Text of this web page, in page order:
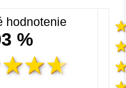
hodnotenie
%